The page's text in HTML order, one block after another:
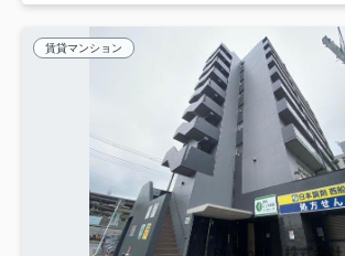
賃貸マンション